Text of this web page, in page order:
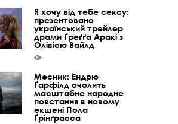
Я хочу від тебе сексу:
презентовано
український трейлер
драми Ґреґґа Аракі з
Олівією Вайлд
Месник: Ендрю
Ґарфілд очолить
масштабне народне
повстання в новому
екшені Пола
Ґрінґрасса